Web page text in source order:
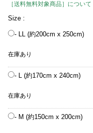
［送料無料対象商品］について
Size :
- LL (約200cm x 250cm)
在庫あり
- L (約170cm x 240cm)
在庫あり
- M (約150cm x 200cm)